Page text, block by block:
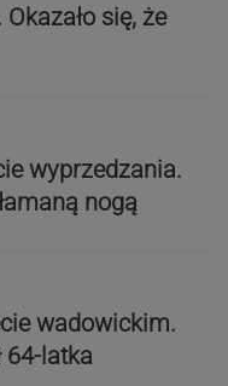
się, że
wyprzedzania.
nogą
wadowickim.
64-latka